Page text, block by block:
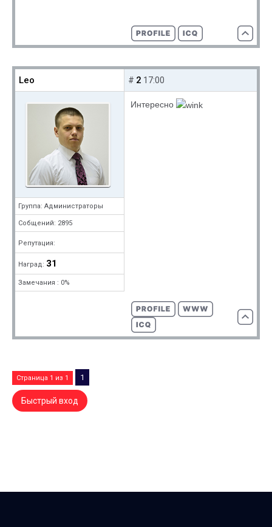
Leo
Группа: Администраторы
Собщений: 2895
Репутация:
Наград: 31
Замечания : 0%
# 2 17:00
Интересно
Страница 1 из 1 1